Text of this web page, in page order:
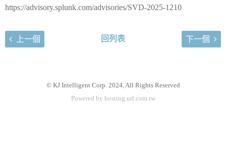
https://advisory.splunk.com/advisories/SVD-2025-1210
上一個 回列表 下一個
© KJ Intelligent Corp. 2024, All Rights Reserved
Powered by hosting.url.com.tw